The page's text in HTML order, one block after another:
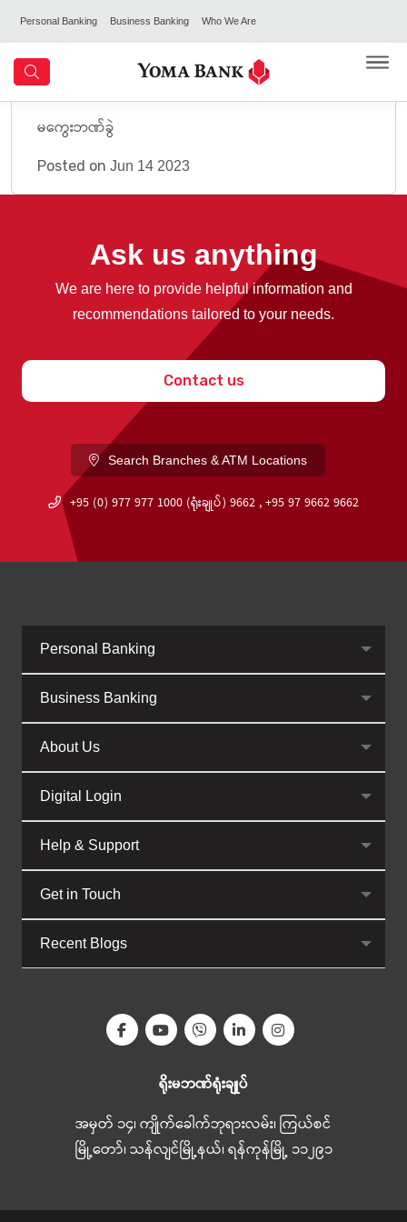
Personal Banking Business Banking Who We Are
မကွေးဘဏ်ခွဲ
Posted on Jun 14 2023
Ask us anything
We are here to provide helpful information and
recommendations tailored to your needs.
Contact us
Search Branches & ATM Locations
+95 (0) 977 977 1000 (ရုံးချုပ်) 9662 , +95 97 9662 9662
Personal Banking
Business Banking
About Us
Digital Login
Help & Support
Get in Touch
Recent Blogs
ရိုးမဘဏ်ရုံးချုပ်
အမှတ် ၁၄၊ ကျိုက်ခေါက်ဘုရားလမ်း၊ ကြယ်စင်
မြို့တော်၊ သန်လျင်မြို့နယ်၊ ရန်ကုန်မြို့ ၁၁၂၉၁